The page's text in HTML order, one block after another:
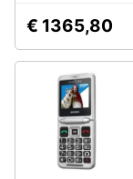
€ 1365,80